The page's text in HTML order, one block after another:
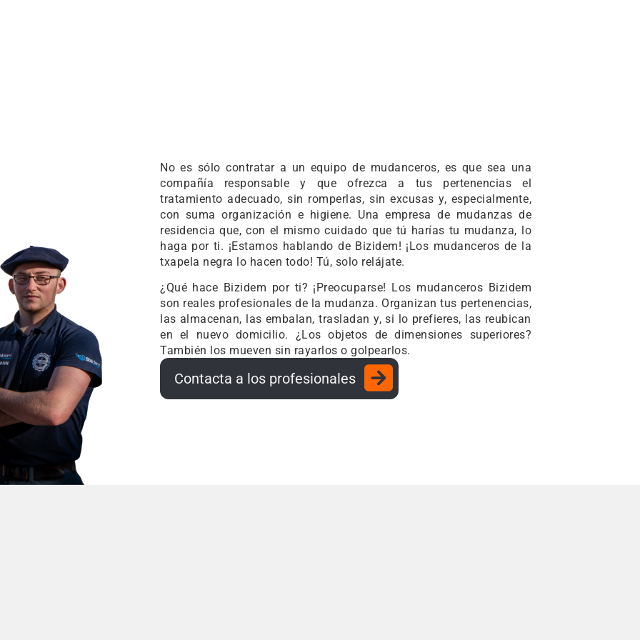
No es sólo contratar a un equipo de mudanceros, es que sea una
compañía responsable y que ofrezca a tus pertenencias el
tratamiento adecuado, sin romperlas, sin excusas y, especialmente,
con suma organización e higiene. Una empresa de mudanzas de
residencia que, con el mismo cuidado que tú harías tu mudanza, lo
haga por ti. ¡Estamos hablando de Bizidem! ¡Los mudanceros de la
txapela negra lo hacen todo! Tú, solo relájate.
¿Qué hace Bizidem por ti? ¡Preocuparse! Los mudanceros Bizidem
son reales profesionales de la mudanza. Organizan tus pertenencias,
las almacenan, las embalan, trasladan y, si lo prefieres, las reubican
en el nuevo domicilio. ¿Los objetos de dimensiones superiores?
También los mueven sin rayarlos o golpearlos.
Contacta a los profesionales